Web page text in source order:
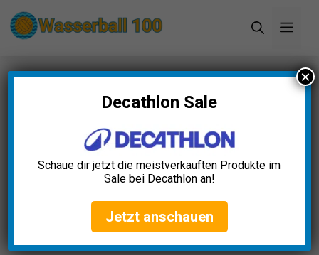
Zum
Inhalt
Startseite»Blog»Kajaks Aufblasbar Test: Die 5
besten (Bestenliste)
Kajaks Aufblasbar Test: Die 5
besten (Bestenliste)
April 23, 2025
Decathlon Sale
Schaue dir jetzt die meistverkauften Produkte im
Sale bei Decathlon an!
Jetzt anschauen
×